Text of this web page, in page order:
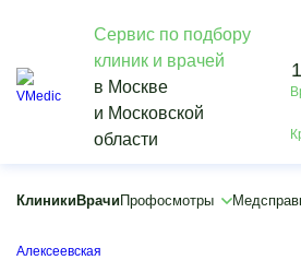
Сервис по подбору
клиник и врачей
в Москве
и Московской
области
Клиники Врачи Профосмотры
Vmedic
Профосмотры
Медосмотр для работы на Крайнем Севере
Кантемировская
Автозаводская
Алексеевская